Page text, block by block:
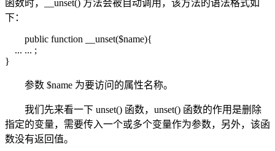
函数时，__unset() 方法会被自动调用，该方法的语法格式如
下：
public function __unset($name){
... ... ;
}
参数 $name 为要访问的属性名称。
我们先来看一下 unset() 函数，unset() 函数的作用是删除
指定的变量，需要传入一个或多个变量作为参数，另外，该函
数没有返回值。